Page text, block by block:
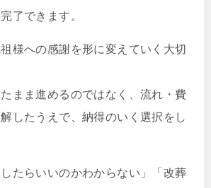
了できます。
様への感謝を形に変えていく大切
まま進めるのではなく、流れ・費
したうえで、納得のいく選択をし
たらいいのかわからない」「改葬